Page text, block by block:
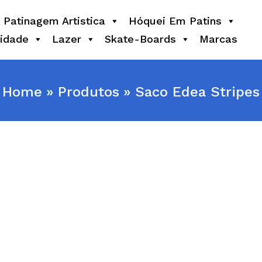
Patinagem Artistica
Hóquei Em Patins
Lazer Skate-Boards Marcas
Home Produtos Saco Edea Stripes